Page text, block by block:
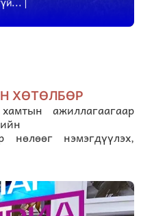
ХӨТӨЛБӨР
ажиллагаагаар
нөлөөг нэмэгдүүлэх,